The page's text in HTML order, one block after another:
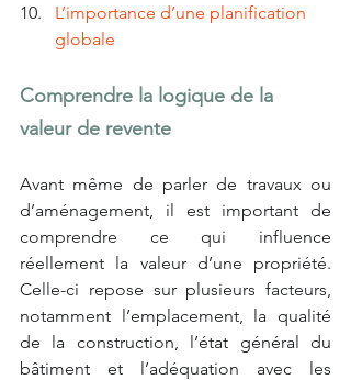
L’importance d’une planification
globale
Comprendre la logique de la
valeur de revente
Avant même de parler de travaux ou
d’aménagement, il est important de
comprendre ce qui influence
réellement la valeur d’une propriété.
Celle-ci repose sur plusieurs facteurs,
notamment l’emplacement, la qualité
de la construction, l’état général du
bâtiment et l’adéquation avec les